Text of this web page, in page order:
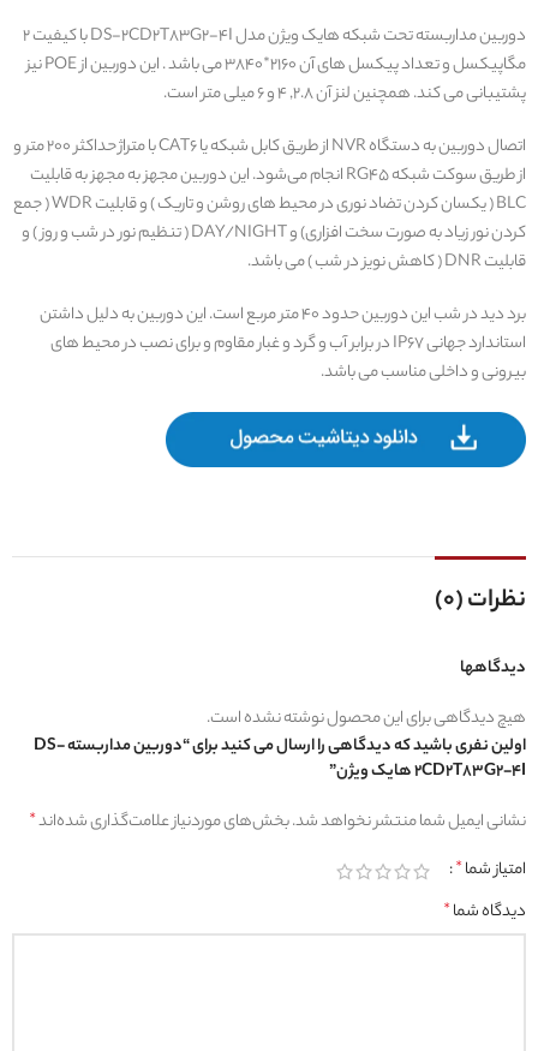
دوربین مداربسته تحت شبکه هایک ویژن مدل DS-2CD2T83G2-4I با کیفیت 2
مگاپیکسل و تعداد پیکسل‌ های آن 2160*3840 می باشد . این دوربین از POE نیز
پشتیبانی می‌ کند. همچنین لنز آن 2.8, 4 و 6 میلی متر است.
اتصال دوربین به دستگاه NVR از طریق کابل شبکه یا CAT6 با متراژ حداکثر 200 متر و
از طریق سوکت شبکه RG45 انجام می‌شود. این دوربین مجهز به مجهز به قابلیت
BLC ( یکسان کردن تضاد نوری در محیط های روشن و تاریک ) و قابلیت WDR ( جمع
کردن نور زیاد به صورت سخت افزاری) و DAY/NIGHT ( تنظیم نور در شب و روز ) و
قابلیت DNR ( کاهش نویز در شب ) می باشد.
برد دید در شب این دوربین حدود 40 متر مربع است. این دوربین به دلیل داشتن
استاندارد جهانی IP67 در برابر آب و گرد و غبار مقاوم و برای نصب در محیط های
بیرونی و داخلی مناسب می باشد.
نظرات (0)
دیدگاهها
هیچ دیدگاهی برای این محصول نوشته نشده است.
اولین نفری باشید که دیدگاهی را ارسال می کنید برای “دوربین مداربسته DS-
2CD2T83G2-4I هایک ویژن”
نشانی ایمیل شما منتشر نخواهد شد.بخش‌های موردنیاز علامت‌گذاری شده‌اند*
امتیاز شما*
دیدگاه شما*